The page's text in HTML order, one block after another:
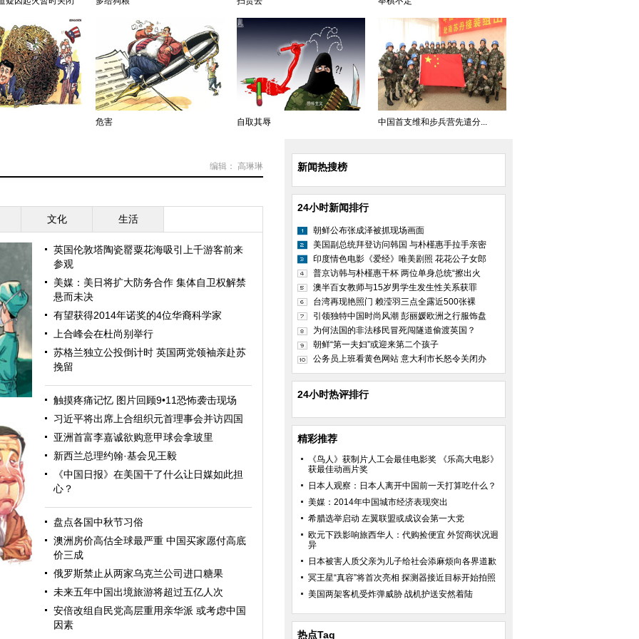
危害 自取其辱 中国首支维和步兵营先遣分...
编辑： 高琳琳
文化 生活
英国伦敦塔陶瓷罂粟花海吸引上千游客前来
参观
美媒：美日将扩大防务合作 集体自卫权解禁
悬而未决
有望获得2014年诺奖的4位华裔科学家
上合峰会在杜尚别举行
苏格兰独立公投倒计时 英国两党领袖亲赴苏
挽留
触摸疼痛记忆 图片回顾9•11恐怖袭击现场
习近平将出席上合组织元首理事会并访四国
亚洲首富李嘉诚欲购意甲球会拿玻里
新西兰总理约翰·基会见王毅
《中国日报》在美国干了什么让日媒如此担
心？
盘点各国中秋节习俗
澳洲房价高估全球最严重 中国买家愿付高底
价三成
俄罗斯禁止从两家乌克兰公司进口糖果
未来五年中国出境旅游将超过五亿人次
安倍改组自民党高层重用亲华派 或考虑中国
因素
新闻热搜榜
24小时新闻排行
朝鲜公布张成泽被抓现场画面
美国副总统拜登访问韩国 与朴槿惠手拉手亲密
印度情色电影《爱经》唯美剧照 花花公子女郎
普京访韩与朴槿惠干杯 两位单身总统“擦出火
澳半百女教师与15岁男学生发生性关系获罪
台湾再现艳照门 赖滢羽三点全露近500张裸
引领独特中国时尚风潮 彭丽媛欧洲之行服饰盘
为何法国的非法移民冒死闯隧道偷渡英国？
朝鲜“第一夫妇”或迎来第二个孩子
公务员上班看黄色网站 意大利市长怒令关闭办
24小时热评排行
精彩推荐
《鸟人》获制片人工会最佳电影奖 《乐高大电影》
获最佳动画片奖
日本人观察：日本人离开中国前一天打算吃什么？
美媒：2014年中国城市经济表现突出
希腊选举启动 左翼联盟或成议会第一大党
欧元下跌影响旅西华人：代购捡便宜 外贸商状况迥
异
日本被害人质父亲为儿子给社会添麻烦向各界道歉
冥王星“真容”将首次亮相 探测器接近目标开始拍照
美国两架客机受炸弹威胁 战机护送安然着陆
热点Tag